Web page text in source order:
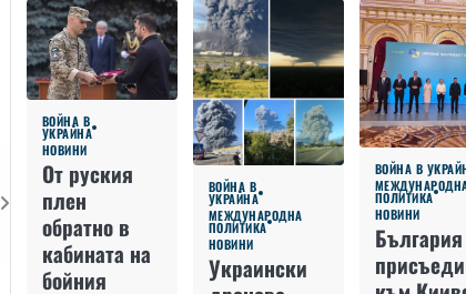
ВОЙНА В
УКРАЙНА
НОВИНИ
От руския
плен
обратно в
кабината на
бойния
ВОЙНА В
УКРАЙНА
МЕЖДУНАРОДНА
ПОЛИТИКА
НОВИНИ
Украински
ВОЙНА В
ПОЛИТИКА
НОВИНИ